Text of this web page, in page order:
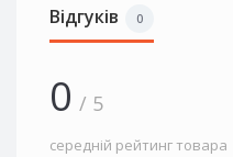
Відгуків 0
0 / 5
середній рейтинг товара